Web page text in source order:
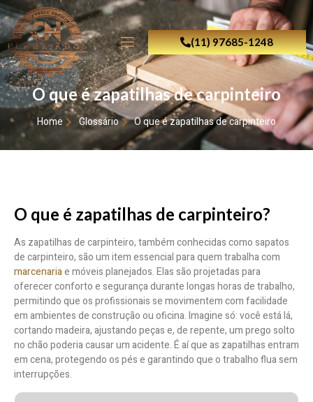
(11) 97685-1248
O que é zapatilhas de carpinteiro
Home Glossário O que é zapatilhas de carpinteiro
O que é zapatilhas de carpinteiro?
As zapatilhas de carpinteiro, também conhecidas como sapatos
de carpinteiro, são um item essencial para quem trabalha com
marcenariae móveis planejados. Elas são projetadas para
oferecer conforto e segurança durante longas horas de trabalho,
permitindo que os profissionais se movimentem com facilidade
em ambientes de construção ou oficina. Imagine só: você está lá,
cortando madeira, ajustando peças e, de repente, um prego solto
no chão poderia causar um acidente. É aí que as zapatilhas entram
em cena, protegendo os pés e garantindo que o trabalho flua sem
interrupções.